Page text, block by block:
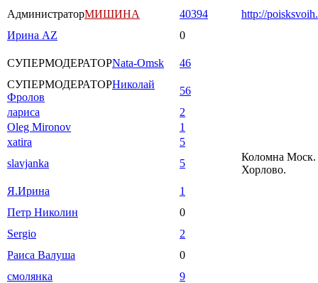
АдминистраторМИШИНА 40394
http://
Ирина AZ
0
СУПЕРМОДЕРАТОРNata-Omsk
46
СУПЕРМОДЕРАТОРНиколай
Фролов
56
лариса
2
Oleg Mironov
1
xatira
5
slavjanka
5
Коломна Моск.
Хорлово.
Я.Ирина
1
Петр Николин
0
Sergio
2
Раиса Валуша
0
смолянка
9